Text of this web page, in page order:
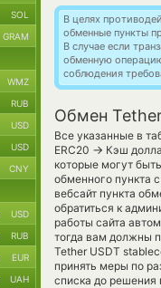
В целях
обменные пункты
В случае если
обменную
соблюдения
Обмен Tether
Все указанные в
ERC20 → Кэш
которые могут
обменного пункта
вебсайт пункта
обратиться к
работы сайта
тогда вам должны
Tether USDT
принять меры по
списка до
SOL
GRAM
WMZ
RUB
USD
USD
CNY
USD
RUB
EUR
UAH